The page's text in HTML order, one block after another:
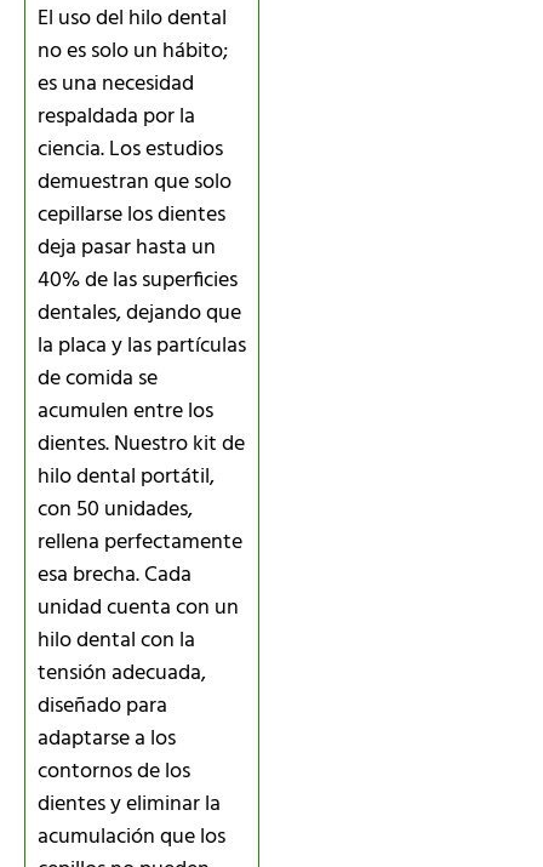
El uso del hilo dental
no es solo un hábito;
es una necesidad
respaldada por la
ciencia. Los estudios
demuestran que solo
cepillarse los dientes
deja pasar hasta un
40% de las superficies
dentales, dejando que
la placa y las partículas
de comida se
acumulen entre los
dientes. Nuestro kit de
hilo dental portátil,
con 50 unidades,
rellena perfectamente
esa brecha. Cada
unidad cuenta con un
hilo dental con la
tensión adecuada,
diseñado para
adaptarse a los
contornos de los
dientes y eliminar la
acumulación que los